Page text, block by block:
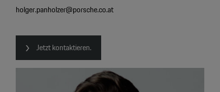
holger.panholzer@porsche.co.at
Jetzt kontaktieren.